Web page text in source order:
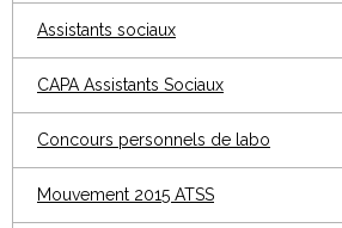
Assistants sociaux
CAPA Assistants Sociaux
Concours personnels de labo
Mouvement 2015 ATSS